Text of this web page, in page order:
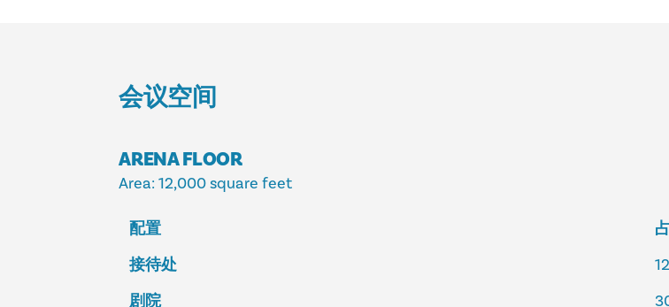
会议空间
ARENA FLOOR
Area: 12,000 square feet
配置
接待处
剧院